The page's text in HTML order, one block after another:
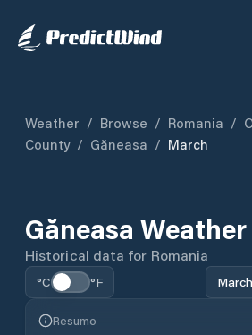
Weather / Browse / Romania /
County / Găneasa / March
Găneasa
Historical data for Romania
°C °F March
Resumo